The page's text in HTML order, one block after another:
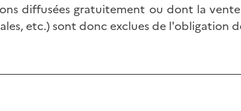
diffusées gratuitement ou dont la
etc.) sont donc exclues de l'obligation